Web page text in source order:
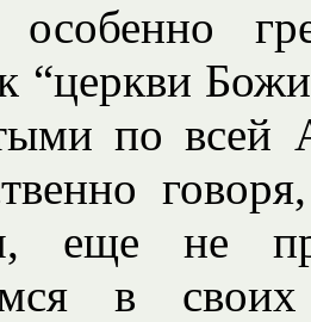
“церкви
по
еще не
в